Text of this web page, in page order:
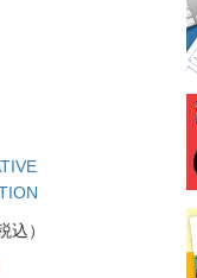
込）